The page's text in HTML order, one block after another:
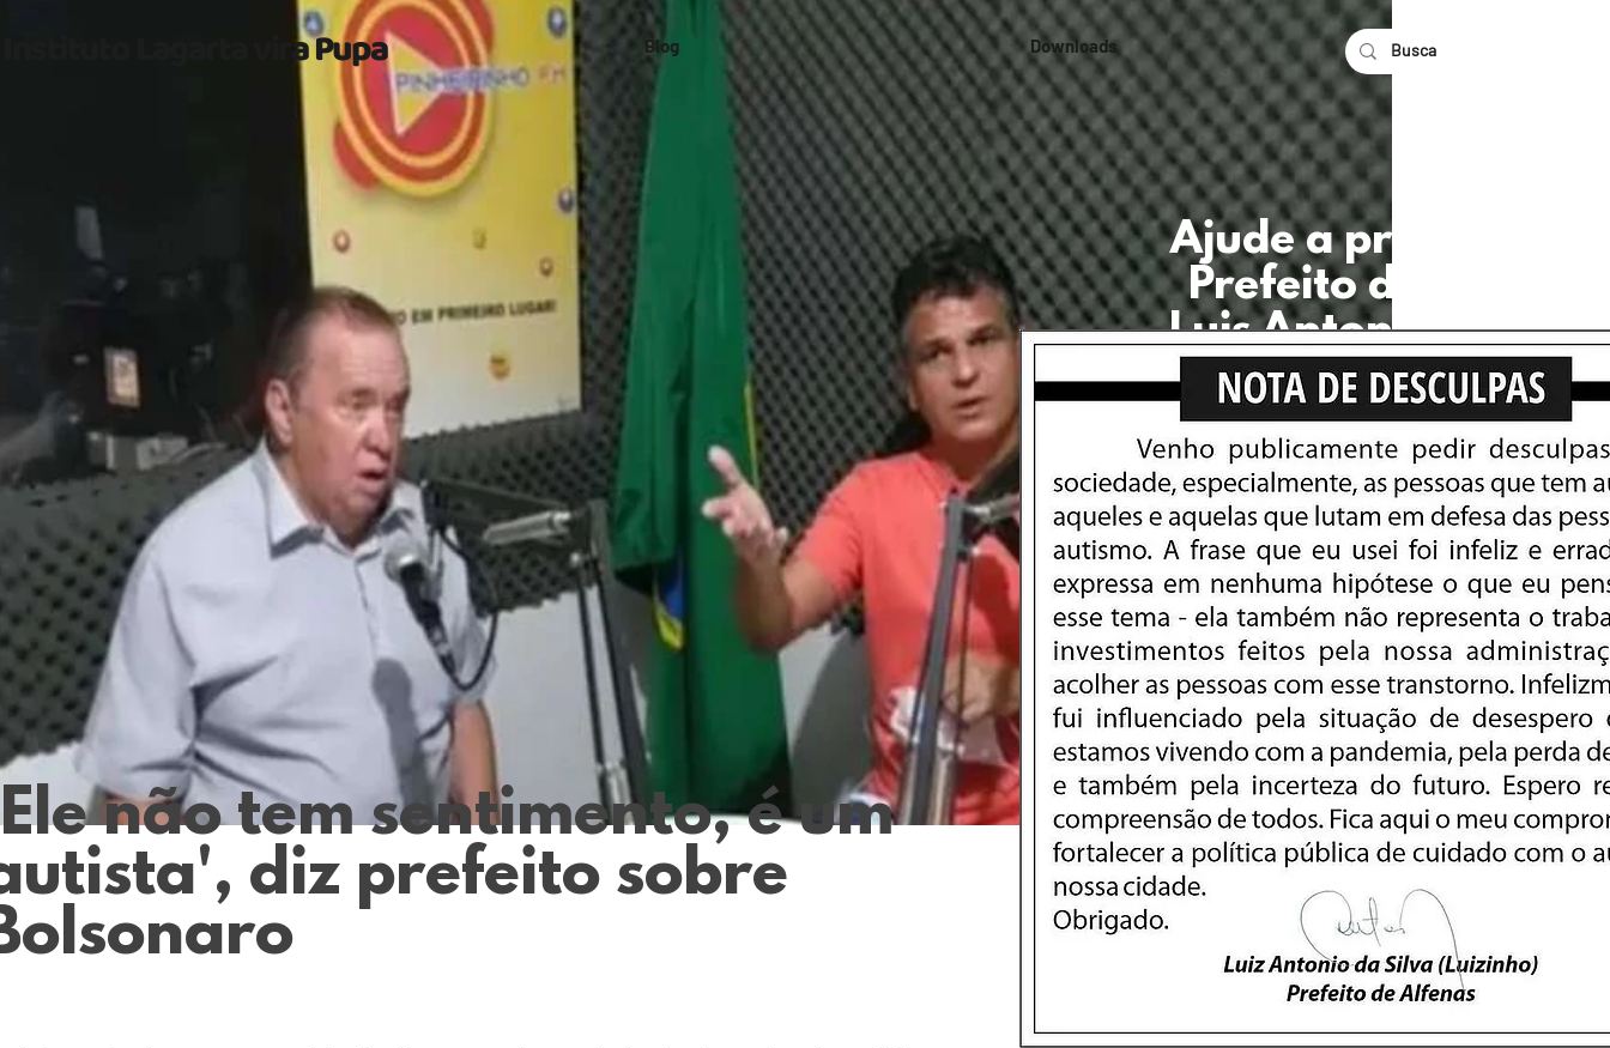
Instituto Lagarta vira Pupa Blog Downloads
não tem sentimento, é um
diz prefeito sobre
Ajude a pressionar o
Prefeito de Alfenas
Luis Antonio da Silva
(PT-MG) a vir a
público pedir
desculpas pela
bobagem que falou
Nossa meta é que 21.862 assinem esse
assinado. O mesmo número de votos que o
Prefeito de Alfenas teve nas eleições de
Eu quero receber informações sobre o instituto e suas
Enviar